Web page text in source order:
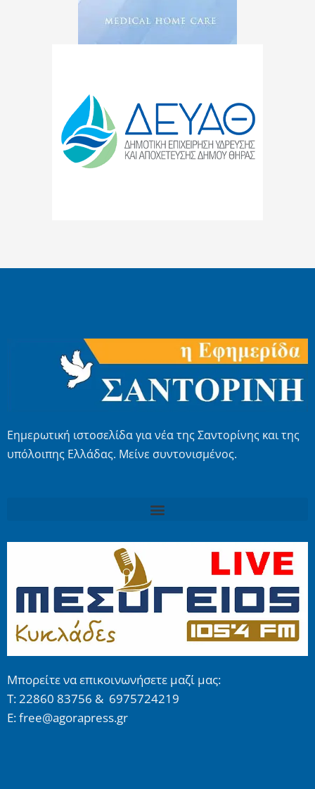
Εημερωτική ιστοσελίδα για νέα της Σαντορίνης και της
υπόλοιπης Ελλάδας. Μείνε συντονισμένος.
Μπορείτε να επικοινωνήσετε μαζί μας:
Τ: 22860 83756 & 6975724219
E: free@agorapress.gr